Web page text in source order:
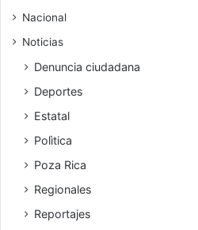
Nacional
Noticias
Denuncia ciudadana
Deportes
Estatal
Polìtica
Poza Rica
Regionales
Reportajes